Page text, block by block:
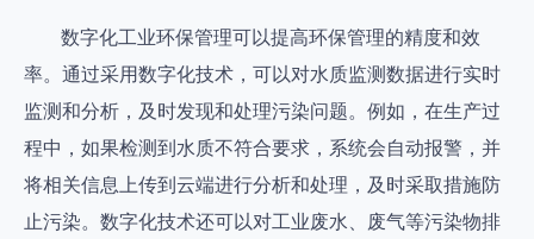
数字化工业环保管理可以提高环保管理的精度和效
率。通过采用数字化技术，可以对水质监测数据进行实时
监测和分析，及时发现和处理污染问题。例如，在生产过
程中，如果检测到水质不符合要求，系统会自动报警，并
将相关信息上传到云端进行分析和处理，及时采取措施防
止污染。数字化技术还可以对工业废水、废气等污染物排